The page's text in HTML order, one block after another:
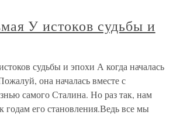
У истоков судьбы и
судьбы и эпохи А когда началась
она началась вместе с
самого Сталина. Но раз так, нам
годам его становления.Ведь все мы